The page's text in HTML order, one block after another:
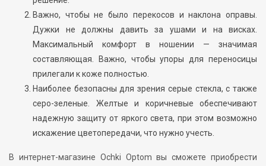
Важно, чтобы не было перекосов и наклона оправы.
Дужки не должны давить за ушами и на висках.
Максимальный комфорт в ношении — значимая
составляющая. Важно, чтобы упоры для переносицы
прилегали к коже полностью.
Наиболее безопасны для зрения серые стекла, с также
серо-зеленые. Желтые и коричневые обеспечивают
надежную защиту от яркого света, при этом возможно
искажение цветопередачи, что нужно учесть.
В интернет-магазине Ochki Optom вы сможете приобрести